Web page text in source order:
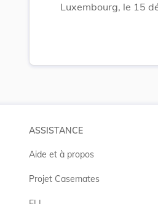
Luxembourg, le 15
ASSISTANCE
Aide et à propos
Projet Casemates